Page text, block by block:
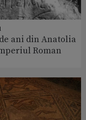
ani din Anatolia
Roman